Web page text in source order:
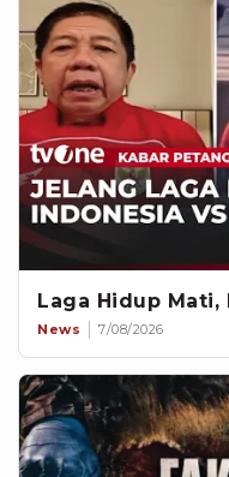
Laga Hidup
News 7/08/2026